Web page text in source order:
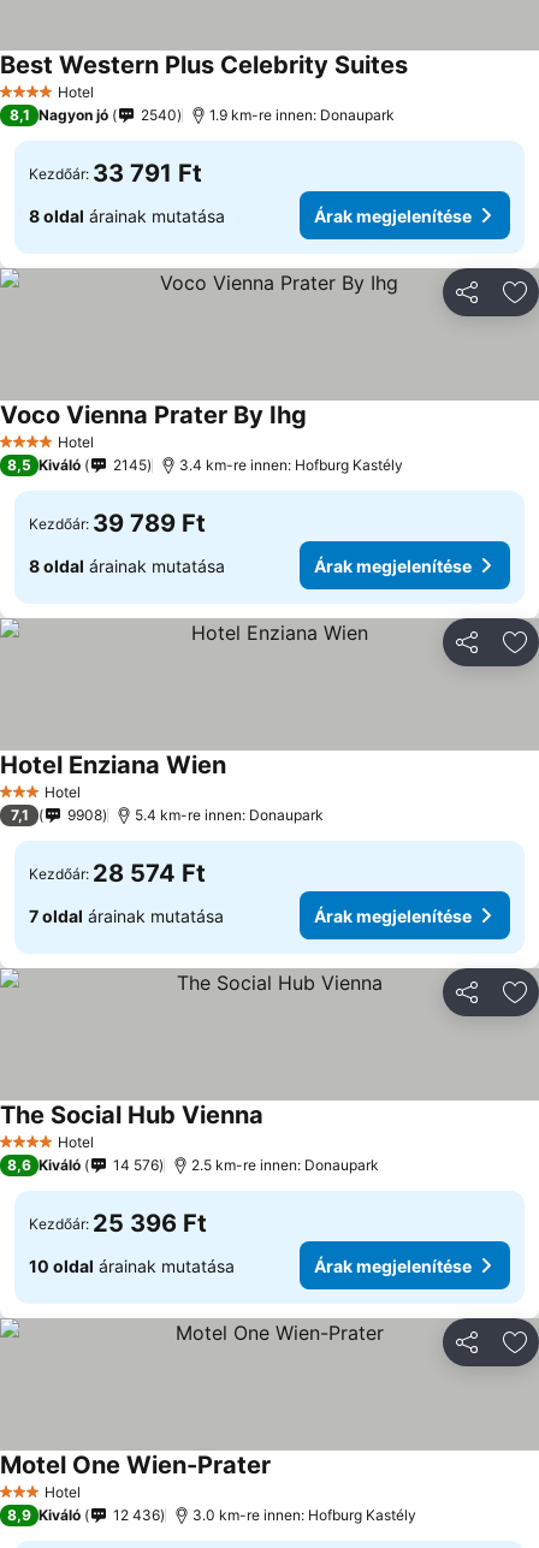
4 KategóriaHotel
Best Western Plus Celebrity Suites
8,1 Nagyon jó 2540 1.9 km-re innen: Donaupark
Kezdőár: 33 791 Ft
8 oldal árainak mutatása Árak megjelenítése
4 KategóriaHotel
Voco Vienna Prater By Ihg
8,5 Kiváló 2145 3.4 km-re innen: Hofburg Kastély
Kezdőár: 39 789 Ft
8 oldal árainak mutatása Árak megjelenítése
3 Kategória
Hotel
Hotel Enziana Wien
7,1 9908 5.4 km-re innen: Donaupark
Kezdőár: 28 574 Ft
7 oldal árainak mutatása Árak megjelenítése
4 KategóriaHotel
The Social Hub Vienna
8,6 Kiváló 14 576 2.5 km-re innen: Donaupark
Kezdőár: 25 396 Ft
10 oldal árainak mutatása Árak megjelenítése
3 Kategória
Hotel
Motel One Wien-Prater
8,9 Kiváló 12 436 3.0 km-re innen: Hofburg Kastély